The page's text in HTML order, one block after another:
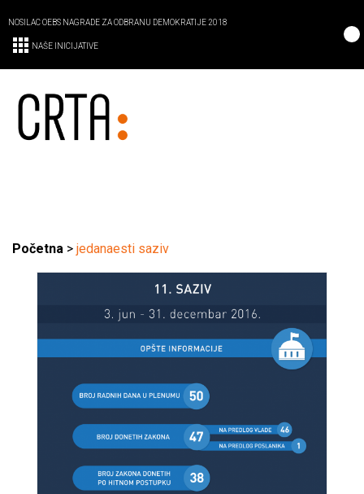
NOSILAC OEBS NAGRADE ZA ODBRANU DEMOKRATIJE 2018
NAŠE INICIJATIVE
Početna > jedanaesti saziv